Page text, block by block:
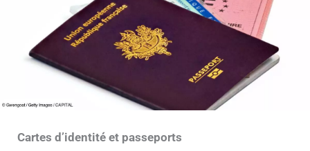
Cartes d’identité et passeports